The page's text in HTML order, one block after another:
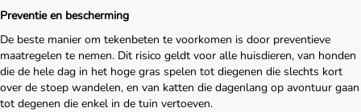
Preventie en bescherming
De beste manier om tekenbeten te voorkomen is door preventieve
maatregelen te nemen. Dit risico geldt voor alle huisdieren, van honden
die de hele dag in het hoge gras spelen tot diegenen die slechts kort
over de stoep wandelen, en van katten die dagenlang op avontuur gaan
tot degenen die enkel in de tuin vertoeven.